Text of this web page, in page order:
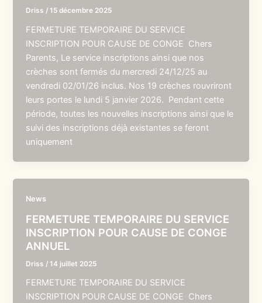
Driss /15 décembre 2025
FERMETURE TEMPORAIRE DU SERVICE
INSCRIPTION POUR CAUSE DE CONGE Chers
Parents, Le service inscriptions ainsi que nos
crèches sont fermés du mercredi 24/12/25 au
vendredi 02/01/26 inclus. Nos 19 crèches rouvriront
leurs portes le lundi 5 janvier 2026. Pendant cette
période, toutes les nouvelles inscriptions ainsi que le
suivi des inscriptions déjà existantes se feront
uniquement
News
FERMETURE TEMPORAIRE DU SERVICE
INSCRIPTION POUR CAUSE DE CONGE
ANNUEL
Driss /14 juillet 2025
FERMETURE TEMPORAIRE DU SERVICE
INSCRIPTION POUR CAUSE DE CONGE Chers